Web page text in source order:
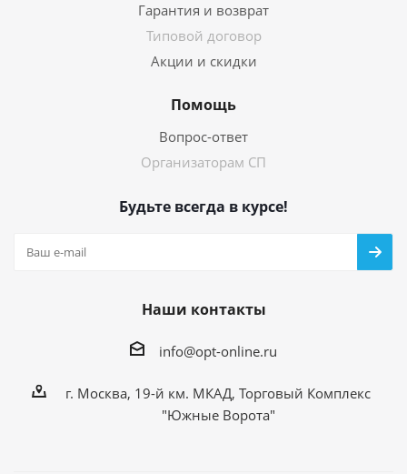
Гарантия и возврат
Типовой договор
Акции и скидки
Помощь
Вопрос-ответ
Организаторам СП
Будьте всегда в курсе!
Наши контакты
info@opt-online.ru
г. Москва, 19-й км. МКАД, Торговый Комплекс
"Южные Ворота"